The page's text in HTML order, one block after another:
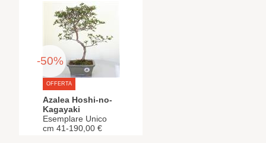
OFFERTA
-50%
Azalea Hoshi-no-
Kagayaki
Esemplare Unico
cm 41-190,00 €